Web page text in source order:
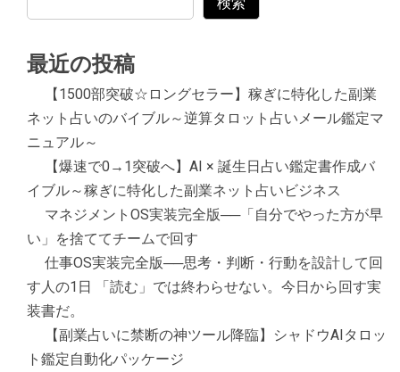
最近の投稿
【1500部突破☆ロングセラー】稼ぎに特化した副業
ネット占いのバイブル～逆算タロット占いメール鑑定マ
ニュアル～
【爆速で0→1突破へ】AI × 誕生日占い鑑定書作成バ
イブル～稼ぎに特化した副業ネット占いビジネス
マネジメントOS実装完全版──「自分でやった方が早
い」を捨ててチームで回す
仕事OS実装完全版──思考・判断・行動を設計して回
す人の1日 「読む」では終わらせない。今日から回す実
装書だ。
【副業占いに禁断の神ツール降臨】シャドウAIタロッ
ト鑑定自動化パッケージ